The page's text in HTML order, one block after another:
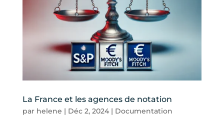
La France et les agences de notation
par helene | Déc 2, 2024| Documentation